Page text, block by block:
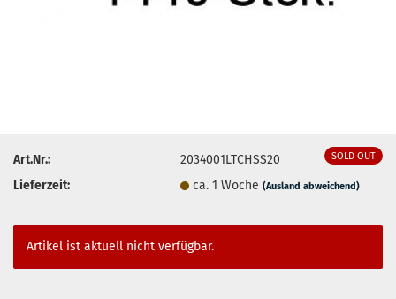
SOLD OUT
Art.Nr.:
2034001LTCHSS20
Lieferzeit:
ca. 1 Woche(Ausland abweichend)
Artikel ist aktuell nicht verfügbar.